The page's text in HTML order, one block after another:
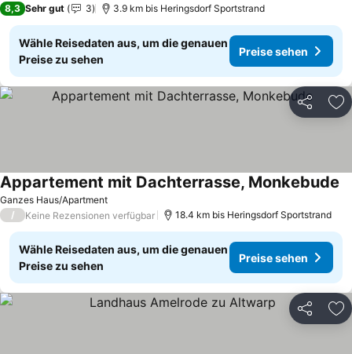
8,3 Sehr gut 3 3.9 km bis Heringsdorf Sportstrand
Wähle Reisedaten aus, um die genauen
Preise zu sehen
Preise sehen
Teilen
Ganzes Haus/Apartment
Appartement mit Dachterrasse, Monkebude
/ Keine Rezensionen verfügbar 18.4 km bis Heringsdorf Sportstrand
Wähle Reisedaten aus, um die genauen
Preise zu sehen
Preise sehen
Teilen